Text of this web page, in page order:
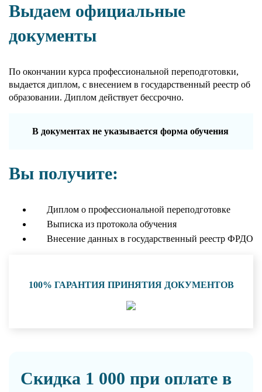
Выдаем официальные
документы
По окончании курса профессиональной переподготовки,
выдается диплом, с внесением в государственный реестр об
образовании. Диплом действует бессрочно.
В документах не указывается форма обучения
Вы получите:
Диплом о профессиональной переподготовке
Выписка из протокола обучения
Внесение данных в государственный реестр ФРДО
100% ГАРАНТИЯ ПРИНЯТИЯ ДОКУМЕНТОВ
Скидка 1 000 при оплате в